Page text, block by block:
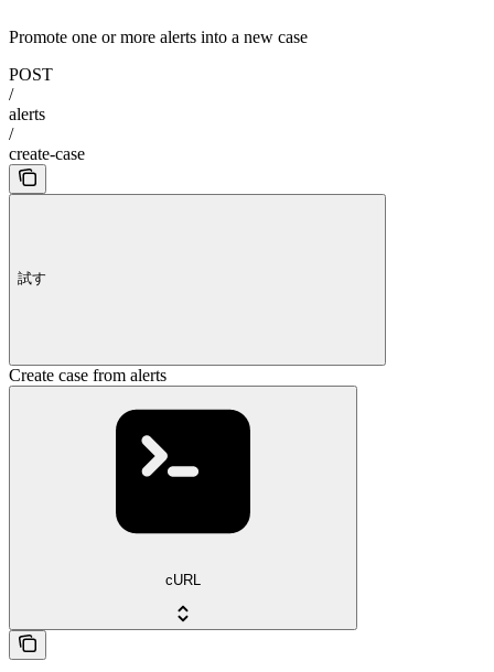
Promote one or more alerts into a new case
POST
/
alerts
/
create-case
試す
Create case from alerts
cURL